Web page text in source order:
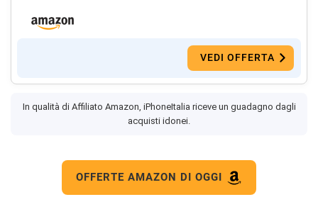
VEDI OFFERTA
In qualità di Affiliato Amazon, iPhoneItalia riceve un guadagno dagli
acquisti idonei.
OFFERTE AMAZON DI OGGI